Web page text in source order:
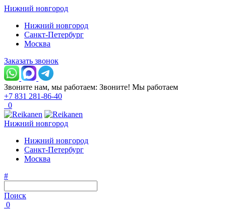
Нижний новгород
Нижний новгород
Санкт-Петербург
Москва
Заказать звонок
Звоните нам, мы работаем: Звоните! Мы работаем
+7 831 281-86-40
0
Нижний новгород
Нижний новгород
Санкт-Петербург
Москва
#
Поиск
0